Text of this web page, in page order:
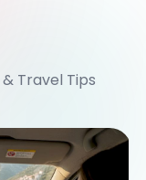
Travel Tips